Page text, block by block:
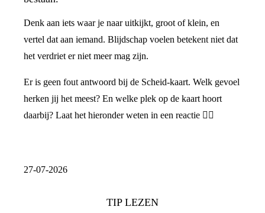
Denk aan iets waar je naar uitkijkt, groot of klein, en
vertel dat aan iemand. Blijdschap voelen betekent niet dat
het verdriet er niet meer mag zijn.
Er is geen fout antwoord bij de Scheid-kaart. Welk gevoel
herken jij het meest? En welke plek op de kaart hoort
daarbij? Laat het hieronder weten in een reactie 👇🏼
27-07-2026
TIP LEZEN